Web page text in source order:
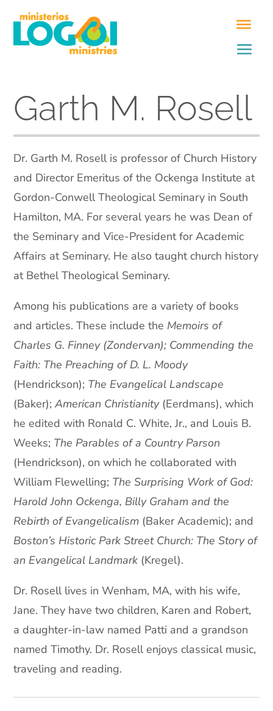
Garth M. Rosell
Dr. Garth M. Rosell is professor of Church History
and Director Emeritus of the Ockenga Institute at
Gordon-Conwell Theological Seminary in South
Hamilton, MA. For several years he was Dean of
the Seminary and Vice-President for Academic
Affairs at Seminary. He also taught church history
at Bethel Theological Seminary.
Among his publications are a variety of books
and articles. These include the Memoirs of
Charles G. Finney (Zondervan); Commending the
Faith: The Preaching of D. L. Moody
(Hendrickson); The Evangelical Landscape
(Baker);American Christianity(Eerdmans), which
he edited with Ronald C. White, Jr., and Louis B.
Weeks; The Parables of a Country Parson
(Hendrickson), on which he collaborated with
William Flewelling; The Surprising Work of God:
Harold John Ockenga, Billy Graham and the
Rebirth of Evangelicalism (Baker Academic); and
Boston’s Historic Park Street Church: The Story of
an Evangelical Landmark (Kregel).
Dr. Rosell lives in Wenham, MA, with his wife,
Jane. They have two children, Karen and Robert,
a daughter-in-law named Patti and a grandson
named Timothy. Dr. Rosell enjoys classical music,
traveling and reading.